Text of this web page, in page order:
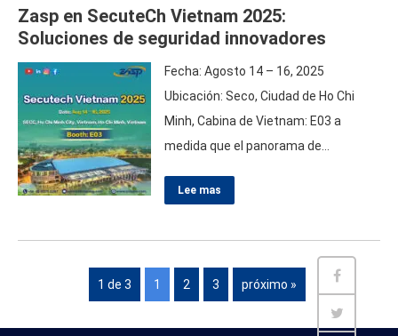
con calificación de choque, y…
Zasp en SecuteCh Vietnam 2025:
Soluciones de seguridad innovadores
Fecha: Agosto 14 – 16, 2025
Ubicación: Seco, Ciudad de Ho Chi
Minh, Cabina de Vietnam: E03 a
medida que el panorama de
Zasp se complace en anunciar su
2025. Que se lleva a cabo desde
agosto 14 a 16 en el Centro de
Exposiciones y Convenciones de
Saigon en la ciudad de Ho Chi Minh,
Lee mas
1 de 3 1 2 3 próximo »